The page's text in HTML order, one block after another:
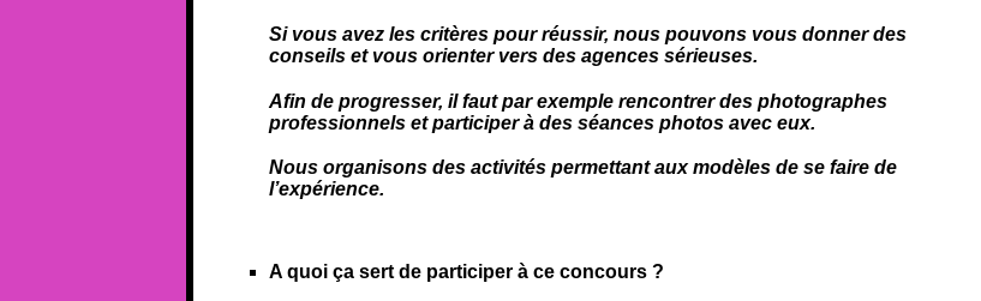
Si vous avez les critères pour réussir, nous pouvons vous donner des
conseils et vous orienter vers des agences sérieuses.
Afin de progresser, il faut par exemple rencontrer des photographes
professionnels et participer à des séances photos avec eux.
Nous organisons des activités permettant aux modèles de se faire de
l’expérience.
A quoi ça sert de participer à ce concours ?